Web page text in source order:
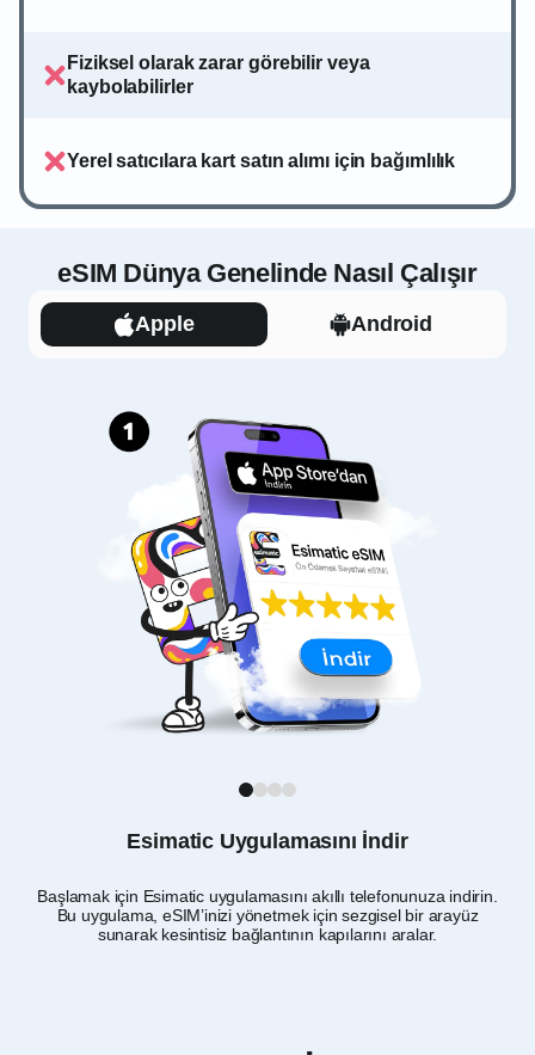
Fiziksel olarak zarar görebilir veya
kaybolabilirler
Yerel satıcılara kart satın alımı için bağımlılık
eSIM Dünya Genelinde Nasıl Çalışır
Apple Android
Esimatic Uygulamasını İndir
Başlamak için Esimatic uygulamasını akıllı telefonunuza indirin.
Bu uygulama, eSIM’inizi yönetmek için sezgisel bir arayüz
sunarak kesintisiz bağlantının kapılarını aralar.
1